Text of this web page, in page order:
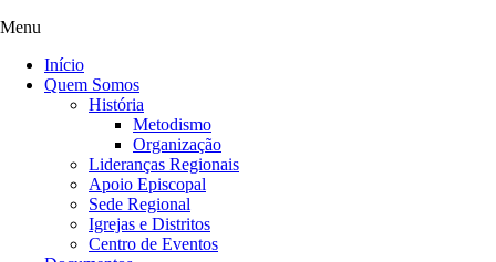
Menu
Início
Quem Somos
História
Metodismo
Organização
Lideranças Regionais
Apoio Episcopal
Sede Regional
Igrejas e Distritos
Centro de Eventos